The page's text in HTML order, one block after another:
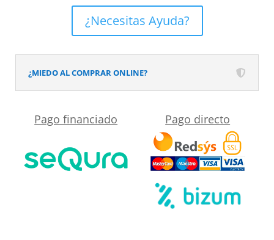
suspendido
3
cajones
MARFIL
¿Necesitas Ayuda?
¿MIEDO AL COMPRAR ONLINE?
Pago financiado Pago directo